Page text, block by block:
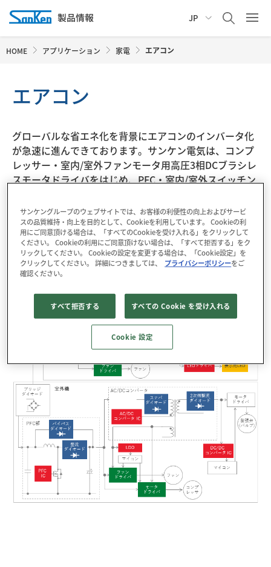
JP
HOME アプリケーション 家電 エアコン
エアコン
グローバルな省エネ化を背景にエアコンのインバータ化
が急速に進んできております。サンケン電気は、コンプ
レッサー・室内/室外ファンモータ用高圧3相DCブラシレ
スモータドライバをはじめ、PFC・室内/室外スイッチン
そろえております。
※色のついた部分をクリックすると対象の製品リストが表示
されます。
サンケングループのウェブサイトでは、お客様の利便性の向上およびサービ
スの品質維持・向上を目的として、Cookieを利用しています。 Cookieの利
用にご同意頂ける場合は、「すべてのCookieを受け入れる」をクリックして
ください。 Cookieの利用にご同意頂けない場合は、「すべて拒否する」をク
リックしてください。 Cookieの設定を変更する場合は、「Cookie設定」を
クリックしてください。 詳細につきましては、
プライバシーポリシーをご
確認ください。
すべて拒否する すべての Cookie を受け入れる
Cookie 設定